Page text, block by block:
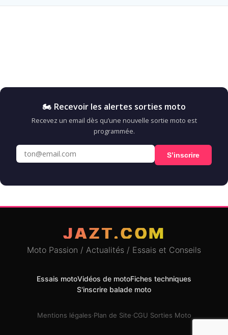
🏍️ Recevoir les alertes sorties moto
Recevez un email dès qu’une nouvelle sortie moto est
programmée.
S’inscrire
JAZT.COM
Moto Passion / Actualités / Essais et Conseils
Essais motoVidéos de motoFiches techniques
S'inscrire balade moto
Mentions légales·Plan de Site·CGU Sorties Moto